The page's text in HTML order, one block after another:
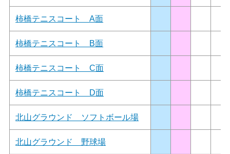
柿橋テニスコート A面
柿橋テニスコート B面
柿橋テニスコート C面
柿橋テニスコート D面
北山グラウンド ソフトボール場
北山グラウンド 野球場